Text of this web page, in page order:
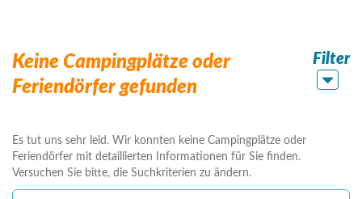
Keine Campingplätze oder
Feriendörfer gefunden
Filter
Es tut uns sehr leid. Wir konnten keine Campingplätze oder
Feriendörfer mit detaillierten Informationen für Sie finden.
Versuchen Sie bitte, die Suchkriterien zu ändern.